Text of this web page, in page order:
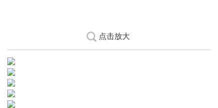
点击放大